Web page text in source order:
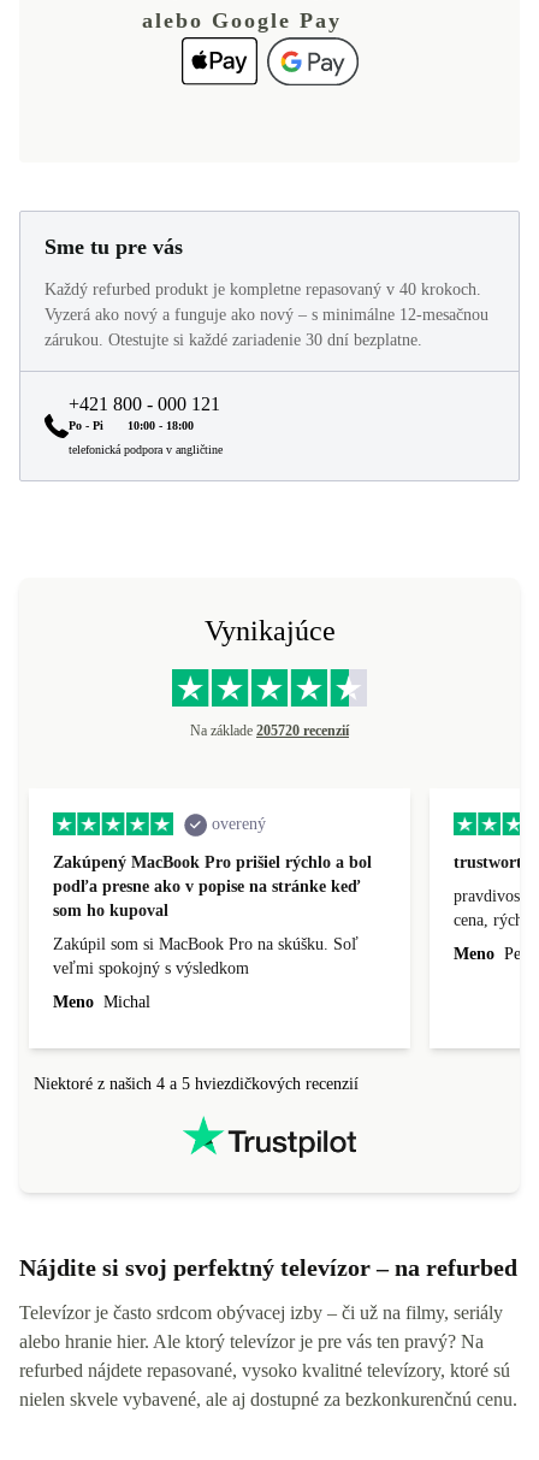
alebo Google Pay
Sme tu pre vás
Každý refurbed produkt je kompletne repasovaný v 40 krokoch.
Vyzerá ako nový a funguje ako nový – s minimálne 12-mesačnou
zárukou. Otestujte si každé zariadenie 30 dní bezplatne.
+421 800 - 000 121
Po - Pi
10:00 - 18:00
telefonická podpora v angličtine
Vynikajúce
Na základe 205720 recenzií
overený
Zakúpený MacBook Pro prišiel rýchlo a bol
podľa presne ako v popise na stránke keď
som ho kupoval
Zakúpil som si MacBook Pro na skúšku. Soľ
veľmi spokojný s výsledkom
Meno Michal
pravdivosť,
cena,
Meno
Niektoré z našich 4 a 5 hviezdičkových recenzií
Nájdite si svoj perfektný televízor – na refurbed
Televízor je často srdcom obývacej izby – či už na filmy, seriály
alebo hranie hier. Ale ktorý televízor je pre vás ten pravý? Na
refurbed nájdete repasované, vysoko kvalitné televízory, ktoré sú
nielen skvele vybavené, ale aj dostupné za bezkonkurenčnú cenu.